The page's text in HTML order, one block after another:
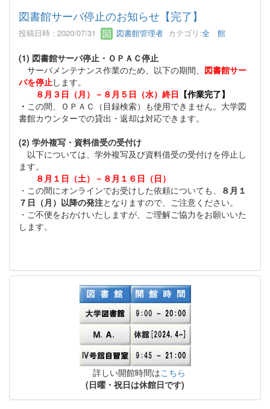
図書館サーバ停止のお知らせ【完了】
投稿日時 : 2020/07/31 図書館管理者 カテゴリ:全 館
(1) 図書館サーバ停止・ＯＰＡＣ停止
サーバメンテナンス作業のため、以下の期間、 図書館サー
バを停止します。
８月３日（月）－８月５日（水）終日 【作業完了】
・ この間、ＯＰＡＣ（目録検索）も使用できません。大学図
書館カウンターでの貸出・返却は対応できます。
(2) 学外複写・資料借受の受付け
以下については、学外複写及び資料借受の受付けを停止し
ます。
８月１日（土）－８月１６日（日）
・この間にオンラインでお受けした依頼についても、
８月１
７日（月）以降の発注となりますので、ご注意ください。
・ご不便をおかけいたしますが、ご理解ご協力をお願いいた
します。
詳しい開館時間はこちら
(日曜・祝日は休館日です)